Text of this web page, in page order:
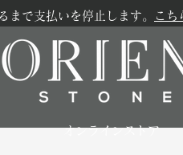
まで支払いを停止します。 こち
オンラインストア